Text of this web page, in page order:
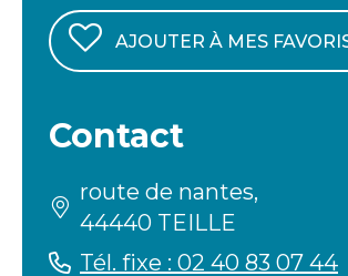
AJOUTER À MES
Contact
route de nantes,
44440 TEILLE
Tél. fixe : 02 40 83 07 44